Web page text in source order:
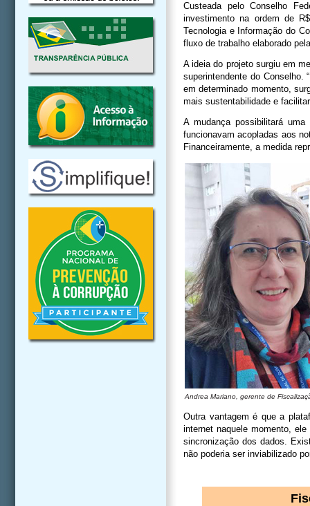
Custeada pelo Conselho
investimento na ordem de
Tecnologia e Informação do
fluxo de trabalho elaborado
A ideia do projeto surgiu em
superintendente do Conselho.
em determinado momento,
mais sustentabilidade e
A mudança possibilitará
funcionavam acopladas aos
Financeiramente, a medida
Andrea Mariano, gerente de
Outra vantagem é que a
internet naquele momento,
sincronização dos dados.
não poderia ser inviabilizado